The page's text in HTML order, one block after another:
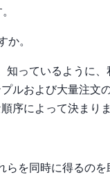
か。
っているように
ルおよび大量注文
序によって決まりま
を同時に得るのを